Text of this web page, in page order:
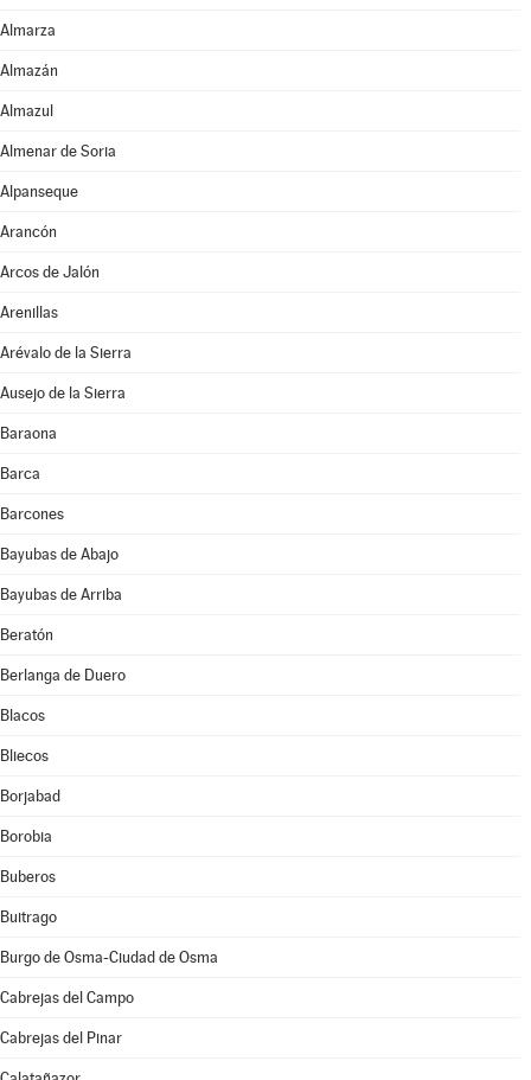
Almarza
Almazán
Almazul
Almenar de Soria
Alpanseque
Arancón
Arcos de Jalón
Arenillas
Arévalo de la Sierra
Ausejo de la Sierra
Baraona
Barca
Barcones
Bayubas de Abajo
Bayubas de Arriba
Beratón
Berlanga de Duero
Blacos
Bliecos
Borjabad
Borobia
Buberos
Buitrago
Burgo de Osma-Ciudad de Osma
Cabrejas del Campo
Cabrejas del Pinar